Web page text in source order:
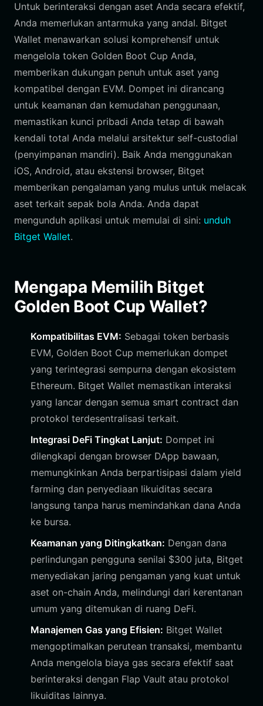
Untuk berinteraksi dengan aset Anda secara efektif,
Anda memerlukan antarmuka yang andal. Bitget
Wallet menawarkan solusi komprehensif untuk
mengelola token Golden Boot Cup Anda,
memberikan dukungan penuh untuk aset yang
kompatibel dengan EVM. Dompet ini dirancang
untuk keamanan dan kemudahan penggunaan,
memastikan kunci pribadi Anda tetap di bawah
kendali total Anda melalui arsitektur self-custodial
(penyimpanan mandiri). Baik Anda menggunakan
iOS, Android, atau ekstensi browser, Bitget
memberikan pengalaman yang mulus untuk melacak
aset terkait sepak bola Anda. Anda dapat
mengunduh aplikasi untuk memulai di sini: unduh
Bitget Wallet.
Mengapa Memilih Bitget
Golden Boot Cup Wallet?
Kompatibilitas EVM: Sebagai token berbasis
EVM, Golden Boot Cup memerlukan dompet
yang terintegrasi sempurna dengan ekosistem
Ethereum. Bitget Wallet memastikan interaksi
yang lancar dengan semua smart contract dan
protokol terdesentralisasi terkait.
Integrasi DeFi Tingkat Lanjut: Dompet ini
dilengkapi dengan browser DApp bawaan,
memungkinkan Anda berpartisipasi dalam yield
farming dan penyediaan likuiditas secara
langsung tanpa harus memindahkan dana Anda
ke bursa.
Keamanan yang Ditingkatkan: Dengan dana
perlindungan pengguna senilai $300 juta, Bitget
menyediakan jaring pengaman yang kuat untuk
aset on-chain Anda, melindungi dari kerentanan
umum yang ditemukan di ruang DeFi.
Manajemen Gas yang Efisien: Bitget Wallet
mengoptimalkan perutean transaksi, membantu
Anda mengelola biaya gas secara efektif saat
berinteraksi dengan Flap Vault atau protokol
likuiditas lainnya.